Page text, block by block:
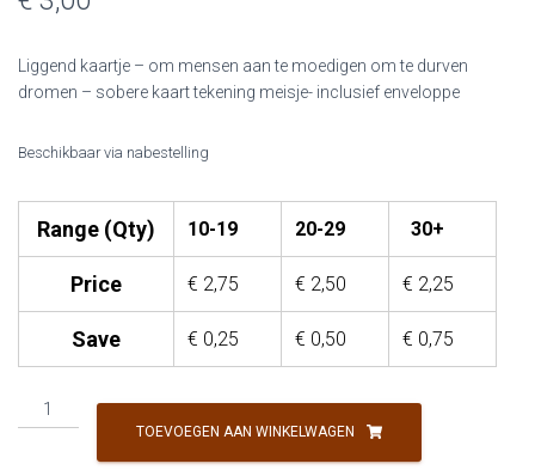
Liggend kaartje – om mensen aan te moedigen om te durven
dromen – sobere kaart tekening meisje- inclusief enveloppe
Beschikbaar via nabestelling
Range (Qty) 10-19 20-29 30+
Price € 2,75 € 2,50 € 2,25
Save € 0,25 € 0,50 € 0,75
-
TOEVOEGEN AAN WINKELWAGEN